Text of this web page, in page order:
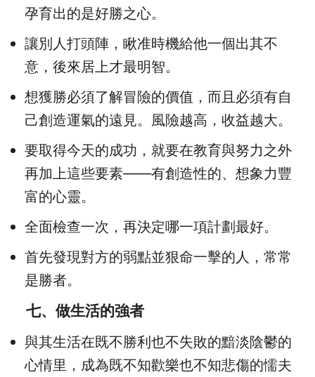
孕育出的是好勝之心。
讓別人打頭陣，瞅准時機給他一個出其不
意，後來居上才最明智。
想獲勝必須了解冒險的價值，而且必須有自
己創造運氣的遠見。風險越高，收益越大。
要取得今天的成功，就要在教育與努力之外
再加上這些要素——有創造性的、想象力豐
富的心靈。
全面檢查一次，再決定哪一項計劃最好。
首先發現對方的弱點並狠命一擊的人，常常
是勝者。
七、做生活的強者
與其生活在既不勝利也不失敗的黯淡陰鬱的
心情里，成為既不知歡樂也不知悲傷的懦夫